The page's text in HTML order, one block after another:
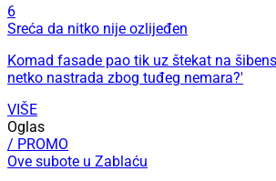
6
Sreća da nitko nije ozlijeđen
Komad fasade pao tik uz štekat na
netko nastrada zbog tuđeg nemara?'
VIŠE
Oglas
/ PROMO
Ove subote u Zablaću